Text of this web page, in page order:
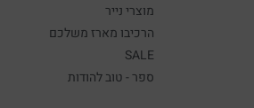
מוצרי נייר
הרכיבו מארז משלכם
SALE
ספר - טוב להודות